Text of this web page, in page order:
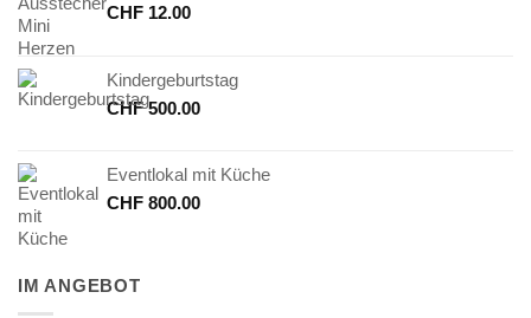
CHF 12.00
Kindergeburtstag
CHF500.00
Eventlokal mit Küche
CHF 800.00
IM ANGEBOT